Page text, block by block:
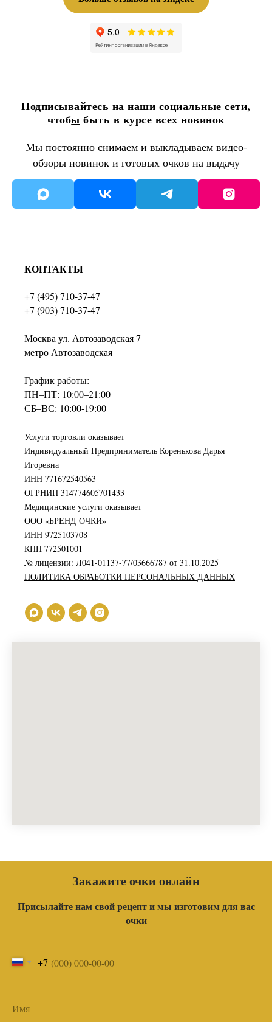
Подписывайтесь на наши социальные сети,
чтобы быть в курсе всех новинок
Мы постоянно снимаем и выкладываем видео-
обзоры новинок и готовых очков на выдачу
КОНТАКТЫ
+7 (495) 710-37-47
+7 (903) 710-37-47
Москва ул. Автозаводская 7
метро Автозаводская
График работы:
ПН–ПТ: 10:00–21:00
СБ–ВС: 10:00-19:00
Услуги торговли оказывает
Индивидуальный Предприниматель Коренькова Дарья
Игоревна
ИНН 771672540563
ОГРНИП 314774605701433
Медицинские услуги оказывает
ООО «БРЕНД ОЧКИ»
ИНН 9725103708
КПП 772501001
№ лицензии: Л041-01137-77/03666787 от 31.10.2025
ПОЛИТИКА ОБРАБОТКИ ПЕРСОНАЛЬНЫХ ДАННЫХ
Закажите очки онлайн
Присылайте нам свой рецепт и мы изготовим для вас
очки
+7
Имя